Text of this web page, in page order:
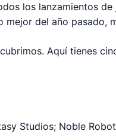
los lanzamientos
mejor del año pasado,
Aquí tienes
Studios; Noble